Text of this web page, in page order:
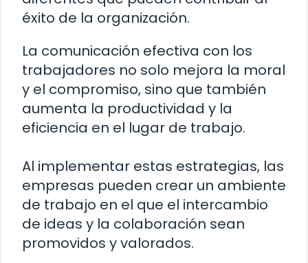
éxito de la organización.
La comunicación efectiva con los
trabajadores no solo mejora la moral
y el compromiso, sino que también
aumenta la productividad y la
eficiencia en el lugar de trabajo.
Al implementar estas estrategias, las
empresas pueden crear un ambiente
de trabajo en el que el intercambio
de ideas y la colaboración sean
promovidos y valorados.